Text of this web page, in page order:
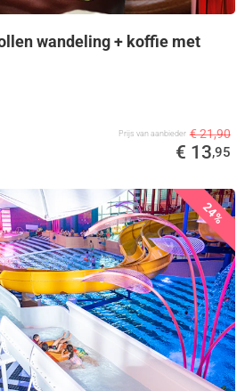
wandeling + koffie met
Prijs van aanbieder € 21,90
€ 13,95
24%